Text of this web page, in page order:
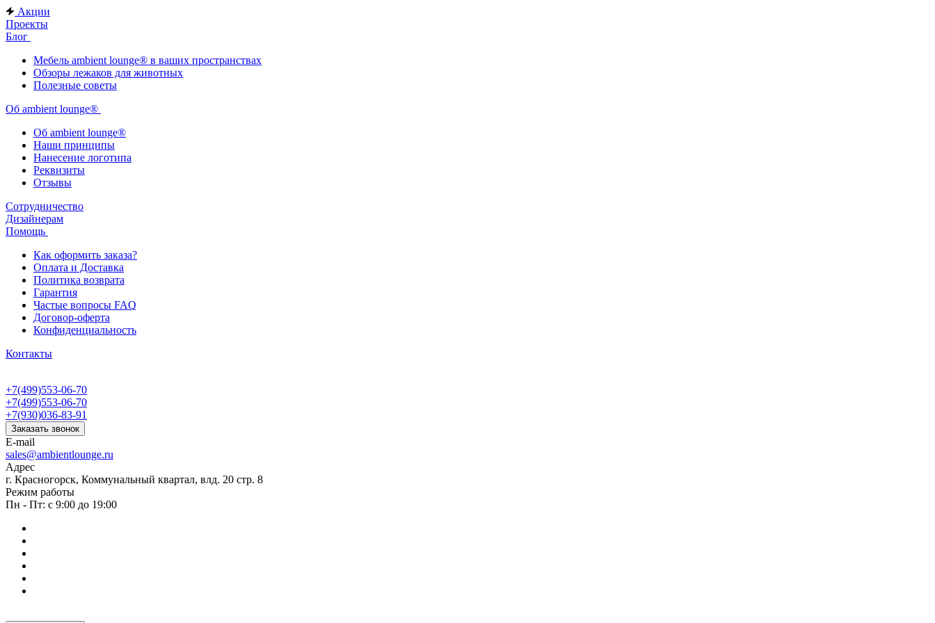
Акции
Проекты
Блог
Мебель ambient lounge® в ваших пространствах
Обзоры лежаков для животных
Полезные советы
Об ambient lounge®
Oб ambient lounge®
Наши принципы
Нанесение логотипа
Реквизиты
Отзывы
Сотрудничество
Дизайнерам
Помощь
Как оформить заказа?
Оплата и Доставка
Политика возврата
Гарантия
Частые вопросы FAQ
Договор-оферта
Конфиденциальность
Контакты
+7(499)553-06-70
+7(499)553-06-70
+7(930)036-83-91
Заказать звонок
E-mail
sales@ambientlounge.ru
Адрес
г. Красногорск, Коммунальный квартал, влд. 20 стр. 8
Режим работы
Пн - Пт: с 9:00 до 19:00